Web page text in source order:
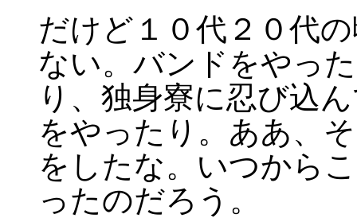
だけど１０代２０代
ない。バンドをやっ
り、独身寮に忍び込
をやったり。ああ、
をしたな。いつから
ったのだろう。